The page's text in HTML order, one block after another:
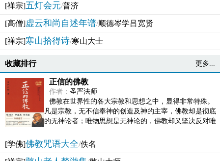
[禅宗]五灯会元/普济
[高僧]虚云和尚自述年谱/顺德岑学吕宽贤
[禅宗]寒山拾得诗/寒山大士
收藏排行 更多...
正信的佛教
作者： 圣严法师
佛教在世界性的各大宗教和思想之中，显得非常特殊。
凡是宗教，无不信奉神的创造及神的主宰，佛教却是彻底
的无神论者；唯物思想是无神论的，佛教却又坚决反对唯
[学佛]佛教咒语大全/佚名